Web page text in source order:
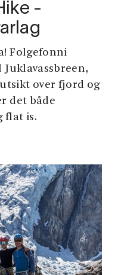
-
Folgefonni
over fjord og
det både
flat is.